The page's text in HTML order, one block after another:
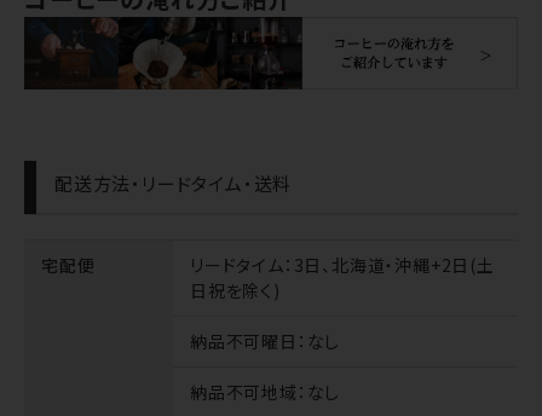
配送方法・リードタイム・送料
宅配便 リードタイム：3日、北海道・沖縄+2日(土
日祝を除く)
納品不可曜日 ：なし
納品不可地域 ：なし